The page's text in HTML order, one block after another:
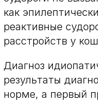
как
реактивные
расстройств у
Диагноз
результаты
норме, а первый